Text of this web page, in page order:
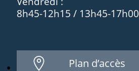
8h45-12h15 / 13h45-17h00
Plan d’accès